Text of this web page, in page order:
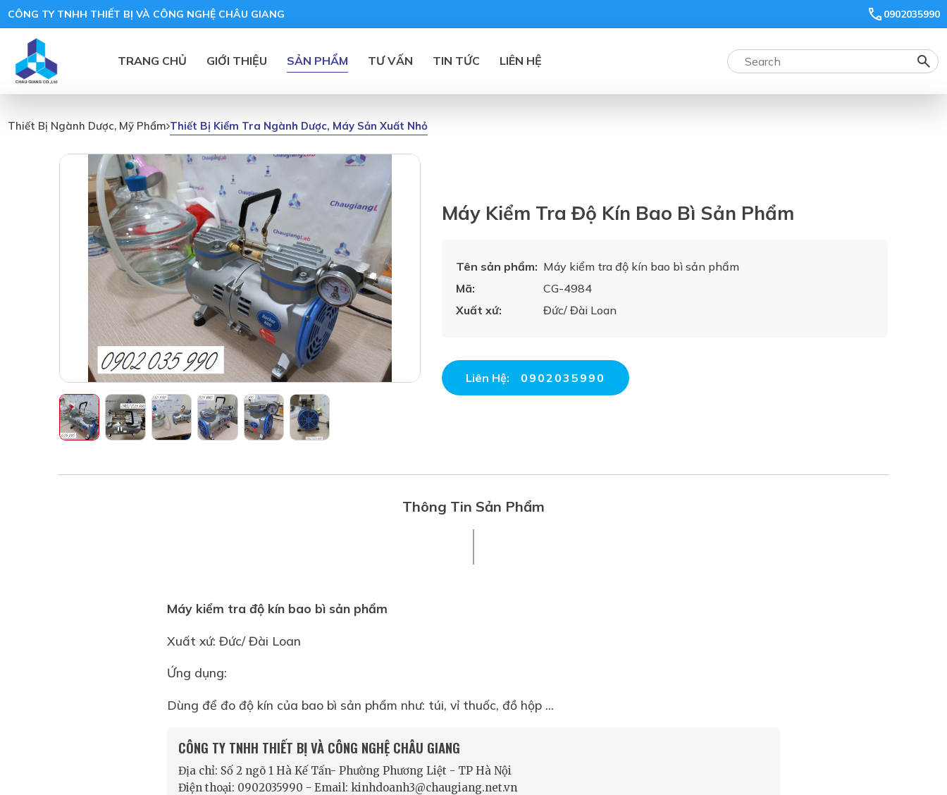
CÔNG TY TNHH THIẾT BỊ VÀ CÔNG NGHỆ CHÂU GIANG 0902035990
TRANG CHỦ GIỚI THIỆU SẢN PHẨM TƯ VẤN TIN TỨC LIÊN HỆ
Thiết Bị Ngành Dược, Mỹ Phẩm Thiết Bị Kiểm Tra Ngành Dược, Máy Sản Xuất Nhỏ
Máy Kiểm Tra Độ Kín Bao Bì Sản Phẩm
Tên sản phẩm: Máy kiểm tra độ kín bao bì sản phẩm
Mã:
CG-4984
Xuất xứ:
Đức/ Đài Loan
Liên Hệ: 0902035990
Thông Tin Sản Phẩm
Máy kiểm tra độ kín bao bì sản phẩm
Xuất xứ: Đức/ Đài Loan
Ứng dụng:
Dùng để đo độ kín của bao bì sản phẩm như: túi, vỉ thuốc, đồ hộp ...
CÔNG TY TNHH THIẾT BỊ VÀ CÔNG NGHỆ CHÂU GIANG
Địa chỉ: Số 2 ngõ 1 Hà Kế Tấn- Phường Phương Liệt - TP Hà Nội
Điện thoại: 0902035990 - Email: kinhdoanh3@chaugiang.net.vn